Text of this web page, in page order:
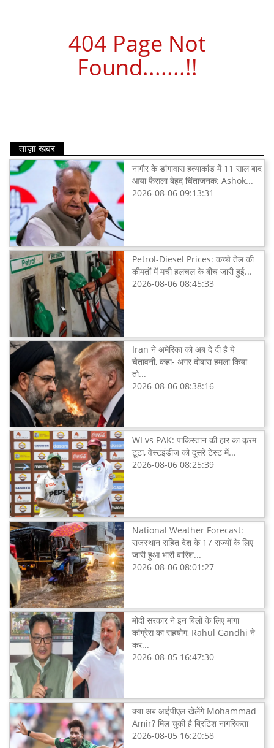
404 Page Not
Found.......!!
ताज़ा खबर
नागौर के डांगावास हत्याकांड में 11 साल बाद
आया फैसला बेहद चिंताजनक: Ashok...
2026-08-06 09:13:31
Petrol-Diesel Prices: कच्चे तेल की
कीमतों में मची हलचल के बीच जारी हुई...
2026-08-06 08:45:33
Iran ने अमेरिका को अब दे दी है ये
चेतावनी, कहा- अगर दोबारा हमला किया
तो...
2026-08-06 08:38:16
WI vs PAK: पाकिस्तान की हार का क्रम
टूटा, वेस्टइंडीज को दूसरे टेस्ट में...
2026-08-06 08:25:39
National Weather Forecast:
राजस्थान सहित देश के 17 राज्यों के लिए
जारी हुआ भारी बारिश...
2026-08-06 08:01:27
मोदी सरकार ने इन बिलों के लिए मांगा
कांग्रेस का सहयोग, Rahul Gandhi ने
कर...
2026-08-05 16:47:30
क्या अब आईपीएल खेलेंगे Mohammad
Amir? मिल चुकी है ब्रिटिश नागरिकता
2026-08-05 16:20:58